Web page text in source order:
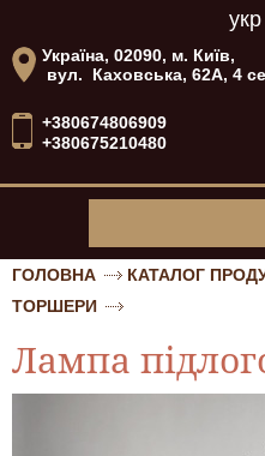
укр
Україна, 02090, м. Київ,
вул. Каховська, 62А, 4
+380674806909
+380675210480
ГОЛОВНА КАТАЛОГ
ТОРШЕРИ
Лампа